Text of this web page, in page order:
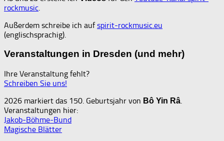
rockmusic
Außerdem schreibe ich aufspirit-rockmusic.eu
(englischsprachig).
Veranstaltungen in Dresden (und mehr)
Ihre Veranstaltung fehlt?
Schreiben Sie uns!
2026 markiert das 150. Geburtsjahr von Bô Yin Râ.
Veranstaltungen hier:
Jakob-Böhme-Bund
Magische Blätter